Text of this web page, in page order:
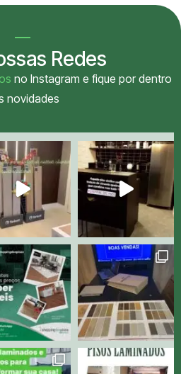
Redes
no Instagram e fique por dentro
novidades